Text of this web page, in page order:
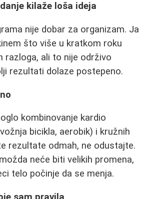
kilaže loša ideja
nije dobar za organizam. Ja
što više u kratkom roku
razloga, ali to nije održivo
rezultati dolaze postepeno.
kombinovanje kardio
bicikla, aerobik) i kružnih
rezultate odmah, ne odustajte.
neće biti velikih promena,
telo počinje da se menja.